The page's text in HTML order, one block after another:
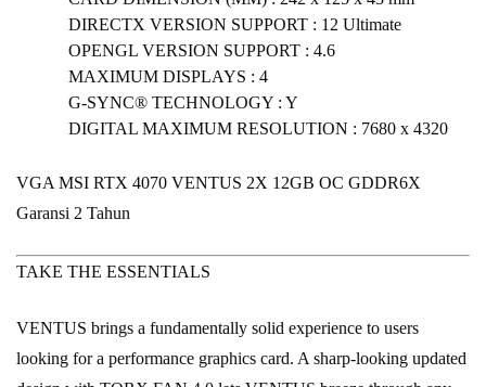
DIRECTX VERSION SUPPORT : 12 Ultimate
OPENGL VERSION SUPPORT : 4.6
MAXIMUM DISPLAYS : 4
G-SYNC® TECHNOLOGY : Y
DIGITAL MAXIMUM RESOLUTION : 7680 x 4320
VGA MSI RTX 4070 VENTUS 2X 12GB OC GDDR6X
Garansi 2 Tahun
TAKE THE ESSENTIALS
VENTUS brings a fundamentally solid experience to users
looking for a performance graphics card. A sharp-looking updated